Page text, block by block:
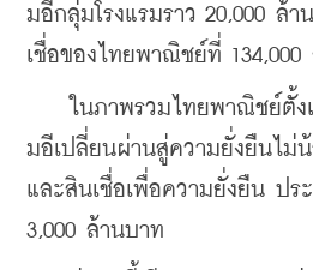
มอีกลุ่มโรงแรมราว 20,000 ล้
เชื่อของไทยพาณิชย์ที่ 134,000
ในภาพรวมไทยพาณิชย์ตั้งเ
มอีเปลี่ยนผ่านสู่ความยั่งยืนไม่
และสินเชื่อเพื่อความยั่งยืน ปร
3,000 ล้านบาท